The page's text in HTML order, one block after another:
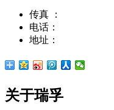
传真 ：
电话：
地址：
关于瑞孚